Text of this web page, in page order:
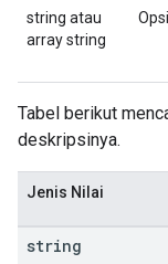
string atau
array string
Tabel berikut
deskripsinya.
Jenis Nilai
string